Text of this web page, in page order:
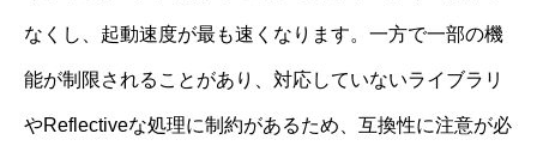
なくし、起動速度が最も速くなります。一方で一部の機
能が制限されることがあり、対応していないライブラリ
やReflectiveな処理に制約があるため、互換性に注意が必